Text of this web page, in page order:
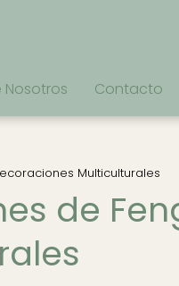
Nosotros Contacto
Multiculturales
de